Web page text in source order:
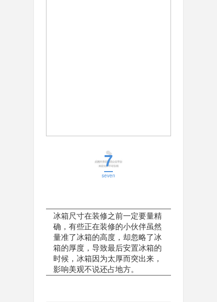
7
seven
冰箱尺寸在装修之前一定要量精
确，有些正在装修的小伙伴虽然
量准了冰箱的高度，却忽略了冰
箱的厚度，导致最后安置冰箱的
时候，冰箱因为太厚而突出来，
影响美观不说还占地方。